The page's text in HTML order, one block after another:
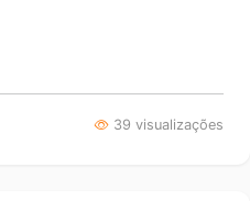
39 visualizações